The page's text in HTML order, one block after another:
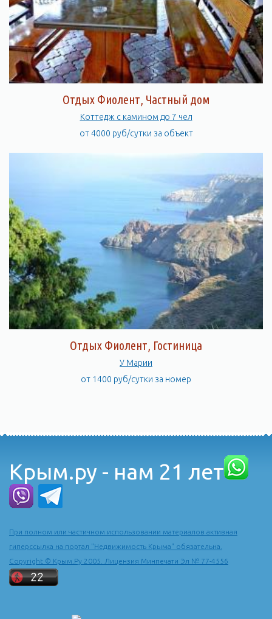
Отдых Фиолент, Частный дом
Коттедж с камином до 7 чел
от 4000 руб/сутки за объект
Отдых Фиолент, Гостиница
У Марии
от 1400 руб/сутки за номер
Крым.ру - нам 21 лет
При полном или частичном использовании материалов активная
гиперссылка на портал "Недвижимость Крыма" обязательна.
Copyright © Крым.Ру 2005. Лицензия Минпечати Эл № 77-4556